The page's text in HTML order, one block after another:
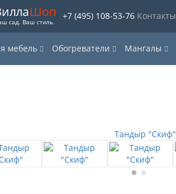
Шоп
сад. Ваш стиль.
+7 (495) 108-53-76 Контакты
мебель Обогреватели Мангалы